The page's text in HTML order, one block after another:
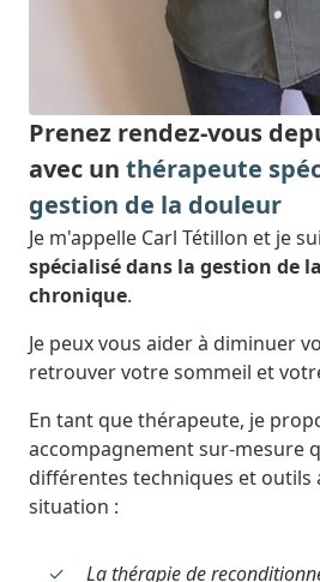
Prenez rendez-vous
avec un thérapeute
gestion de la douleur
Je m'appelle Carl Tétillon et je
spécialisé dans la gestion de
chronique.
Je peux vous aider à diminuer
retrouver votre sommeil et
En tant que thérapeute, je
accompagnement sur-mesure
différentes techniques et outils
situation :
La thérapie de